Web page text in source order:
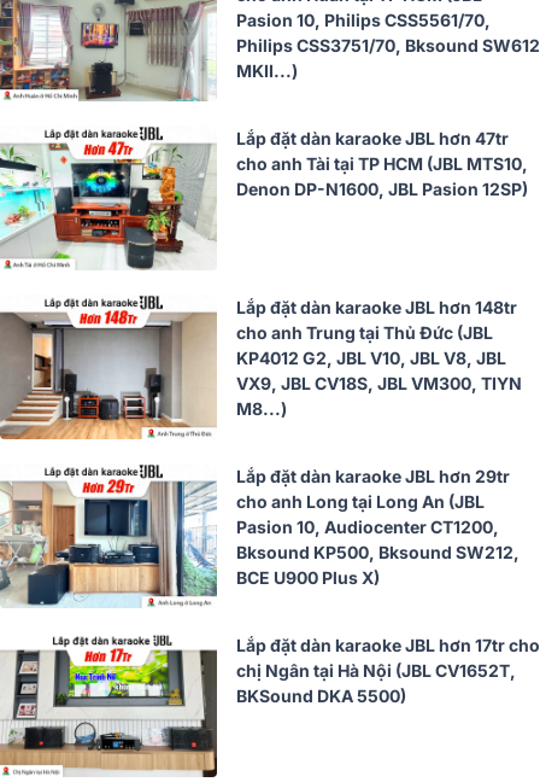
Pasion 10, Philips CSS5561/70,
Philips CSS3751/70, Bksound SW612
MKII...)
Lắp đặt dàn karaoke JBL hơn 47tr
cho anh Tài tại TP HCM (JBL MTS10,
Denon DP-N1600, JBL Pasion 12SP)
Lắp đặt dàn karaoke JBL hơn 148tr
cho anh Trung tại Thủ Đức (JBL
KP4012 G2, JBL V10, JBL V8, JBL
VX9, JBL CV18S, JBL VM300, TIYN
M8...)
Lắp đặt dàn karaoke JBL hơn 29tr
cho anh Long tại Long An (JBL
Pasion 10, Audiocenter CT1200,
Bksound KP500, Bksound SW212,
BCE U900 Plus X)
Lắp đặt dàn karaoke JBL hơn 17tr cho
chị Ngân tại Hà Nội (JBL CV1652T,
BKSound DKA 5500)